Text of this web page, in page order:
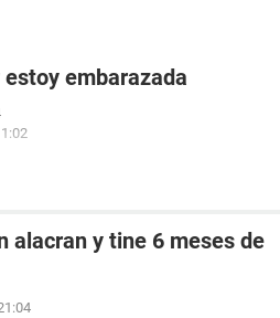
embarazada
alacran y tine 6 meses de